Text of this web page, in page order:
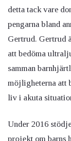
detta tack vare
pengarna bland
Gertrud. Gertrud
att bedöma
samman
möjligheterna att
liv i akuta
Under 2016
projekt om barns